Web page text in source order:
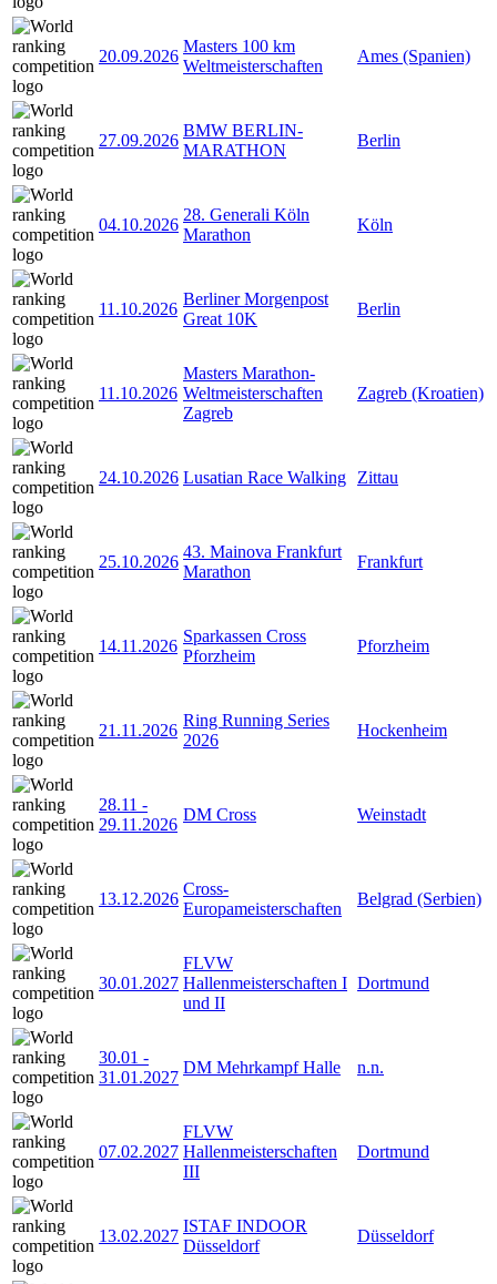
20.09.2026
Masters 100 km
Weltmeisterschaften
Ames (Spanien)
27.09.2026
BMW BERLIN-
MARATHON
Berlin
04.10.2026
28. Generali Köln
Marathon
Köln
11.10.2026
Berliner Morgenpost
Great 10K
Berlin
11.10.2026
Masters Marathon-
Weltmeisterschaften
Zagreb
Zagreb (Kroatien)
24.10.2026 Lusatian Race Walking Zittau
25.10.2026
43. Mainova Frankfurt
Marathon
Frankfurt
14.11.2026
Sparkassen Cross
Pforzheim
Pforzheim
21.11.2026
Ring Running Series
2026
Hockenheim
28.11 -
29.11.2026
DM Cross Weinstadt
13.12.2026
Cross-
Europameisterschaften
Belgrad (Serbien)
30.01.2027
FLVW
Hallenmeisterschaften I
und II
Dortmund
30.01 -
31.01.2027
DM Mehrkampf Halle n.n.
07.02.2027
FLVW
Hallenmeisterschaften
III
Dortmund
13.02.2027
ISTAF INDOOR
Düsseldorf
Düsseldorf